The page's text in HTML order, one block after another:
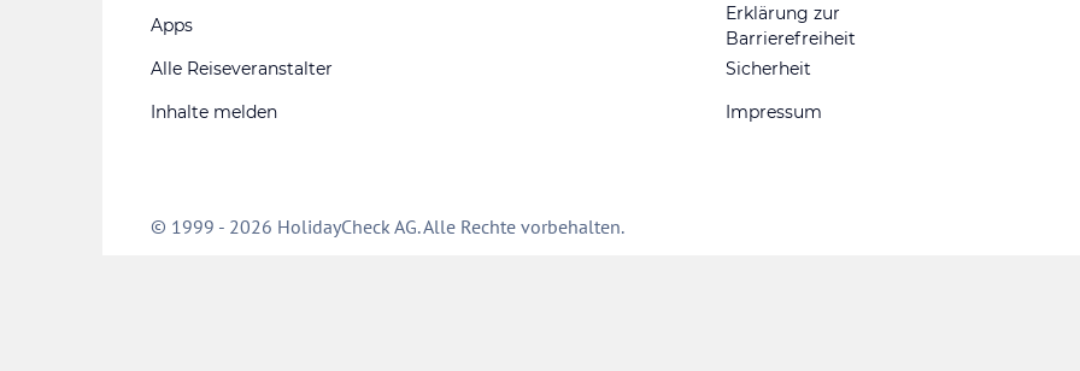
Apps
Alle Reiseveranstalter
Inhalte melden
Erklärung zur
Barrierefreiheit
Sicherheit
Impressum
© 1999 - 2026 HolidayCheck AG. Alle Rechte vorbehalten.